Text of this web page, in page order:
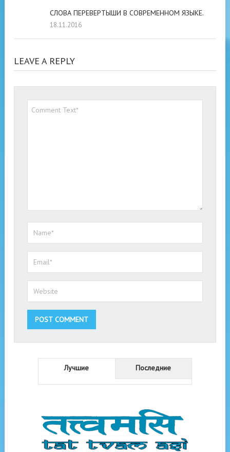
СЛОВА ПЕРЕВЕРТЫШИ В СОВРЕМЕННОМ ЯЗЫКЕ.
18.11.2016
LEAVE A REPLY
Лучшие Последние